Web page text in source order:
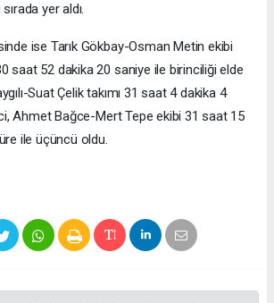
yer aldı.
ise Tarık Gökbay-Osman Metin ekibi
saat 52 dakika 20 saniye ile birinciliği elde
Suat Çelik takımı 31 saat 4 dakika 4
Ahmet Bağce-Mert Tepe ekibi 31 saat 15
ile üçüncü oldu.